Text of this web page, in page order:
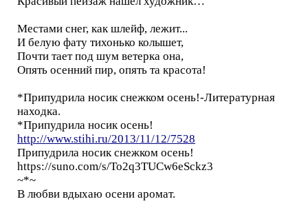
Местами снег, как шлейф, лежит...
И белую фату тихонько колышет,
Почти тает под шум ветерка она,
Опять осенний пир, опять та красота!
*Припудрилa носик снежком осень!-Литературная
находка.
*Припудрилa носик осень!
http://www.stihi.ru/2013/11/12/7528
Припудрила носик снежком осень!
https://suno.com/s/To2q3TUCw6eSckz3
~*~
В любви вдыхаю осени аромат.